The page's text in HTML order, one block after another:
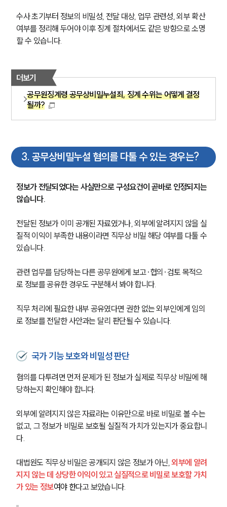
그룹소개
대륜의 강점
오시는 길
글로벌 파트너 로펌
통합검색
AI대륜
사례분석/최신동향
형사 법률정보
형사소송·상담후기
형사그룹 업무
전체
수사 초기부터 정보의 비밀성, 전달 대상, 업무 관련성, 외부 확산
여부를 정리해 두어야 이후 징계 절차에서도 같은 방향으로 소명
할 수 있습니다.
더보기
공무원징계령 공무상비밀누설죄, 징계 수위는 어떻게 결정
될까?
3. 공무상비밀누설 혐의를 다툴 수 있는 경우는?
정보가 전달되었다는 사실만으로 구성요건이 곧바로 인정되지는
않습니다.
전달된 정보가 이미 공개된 자료였거나, 외부에 알려지지 않을 실
질적 이익이 부족한 내용이라면 직무상 비밀 해당 여부를 다툴 수
있습니다.
관련 업무를 담당하는 다른 공무원에게 보고·협의·검토 목적으
로 정보를 공유한 경우도 구분해서 봐야 합니다.
직무 처리에 필요한 내부 공유였다면 권한 없는 외부인에게 임의
로 정보를 전달한 사안과는 달리 판단될 수 있습니다.
국가 기능 보호와 비밀성 판단
혐의를 다투려면 먼저 문제가 된 정보가 실제로 직무상 비밀에 해
당하는지 확인해야 합니다.
외부에 알려지지 않은 자료라는 이유만으로 바로 비밀로 볼 수는
없고, 그 정보가 비밀로 보호될 실질적 가치가 있는지가 중요합니
다.
대법원도 직무상 비밀은 공개되지 않은 정보가 아닌, 외부에 알려
지지 않는 데 상당한 이익이 있고 실질적으로 비밀로 보호할 가치
가 있는 정보여야 한다고 보았습니다.